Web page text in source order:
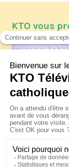
KTO vous